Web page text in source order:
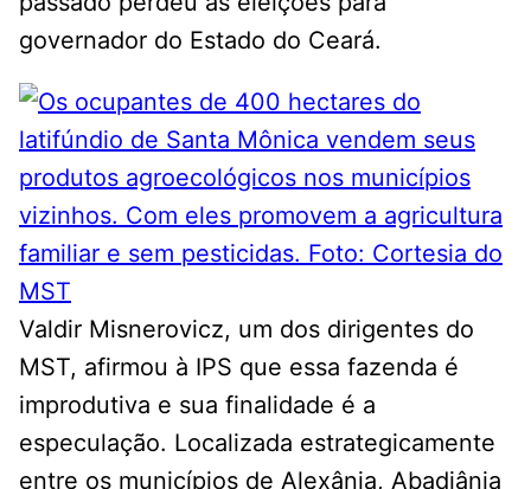
governador do Estado do Ceará.
Valdir Misnerovicz, um dos dirigentes do
MST, afirmou à IPS que essa fazenda é
improdutiva e sua finalidade é a
especulação. Localizada estrategicamente
entre os municípios de Alexânia, Abadiânia